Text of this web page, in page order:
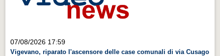
Territorio
07/08/2026 17:59
Vigevano, riparato l'ascensore delle case comunali di via Cusago